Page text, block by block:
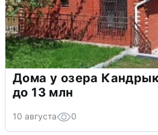
Дома у озера
до 13 млн
10 августа 0